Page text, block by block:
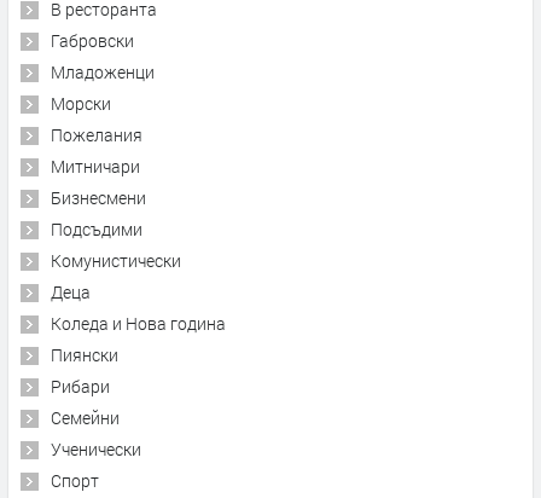
В ресторанта
Габровски
Младоженци
Морски
Пожелания
Митничари
Бизнесмени
Подсъдими
Комунистически
Деца
Коледа и Нова година
Пиянски
Рибари
Семейни
Ученически
Спорт